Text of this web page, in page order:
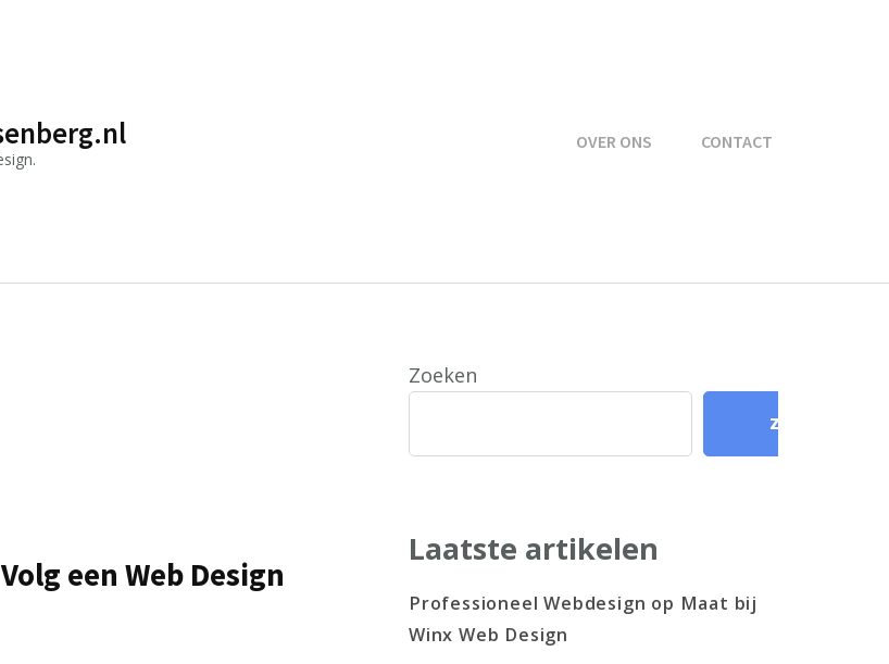
OVER ONS CONTACT
een Web Design
Zoeken
Zoeken
Laatste artikelen
Professioneel Webdesign op Maat bij
Winx Web Design